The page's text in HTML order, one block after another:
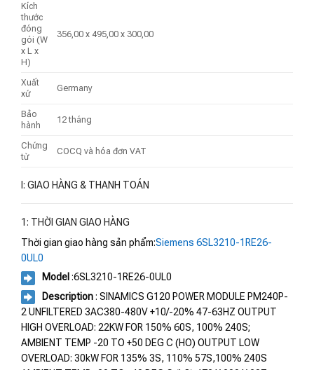
Kích
thước
đóng
gói (W
x L x
H)
356,00 x 495,00 x 300,00
Xuất
xứ
Germany
Bảo
hành
12 tháng
Chứng
từ
COCQ và hóa đơn VAT
I: GIAO HÀNG & THANH TOÁN
1: THỜI GIAN GIAO HÀNG
Thời gian giao hàng sản phẩm:Siemens 6SL3210-1RE26-
0UL0
Model :6SL3210-1RE26-0UL0
Description: SINAMICS G120 POWER MODULE PM240P-
2 UNFILTERED 3AC380-480V +10/-20% 47-63HZ OUTPUT
HIGH OVERLOAD: 22KW FOR 150% 60S, 100% 240S;
AMBIENT TEMP -20 TO +50 DEG C (HO) OUTPUT LOW
OVERLOAD: 30kW FOR 135% 3S, 110% 57S,100% 240S